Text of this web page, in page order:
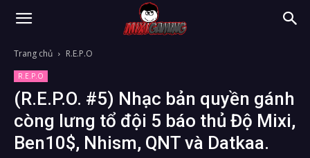
Trang chủ R.E.P.O
R.E.P.O
(R.E.P.O. #5) Nhạc bản quyền gánh
còng lưng tổ đội 5 báo thủ Độ Mixi,
Ben10$, Nhism, QNT và Datkaa.